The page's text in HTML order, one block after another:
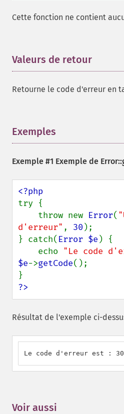
Cette fonction ne contient
Valeurs de retour
Retourne le code d'erreur en
Exemples
Exemple #1 Exemple de
try {
    throw new
Error(
d'erreur" , 30 );
} catch( Error $e ) {
    echo
"Le code
$e->getCode();
?>
Résultat de l'exemple ci-
Le code d'erreur est : 30
Voir aussi